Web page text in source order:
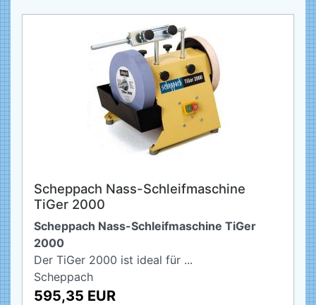
Scheppach Nass-Schleifmaschine
TiGer 2000
Scheppach Nass-Schleifmaschine TiGer
2000
Der TiGer 2000 ist ideal für ...
Scheppach
595,35 EUR